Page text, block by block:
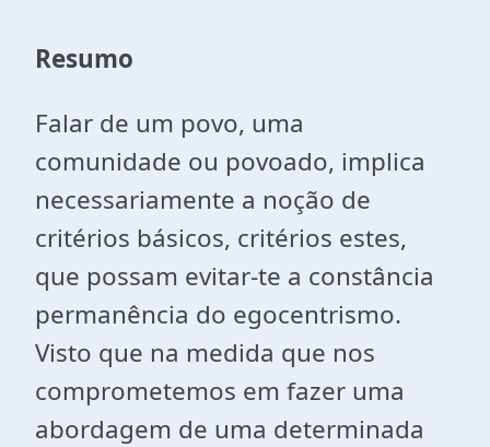
Resumo
Falar de um povo, uma
comunidade ou povoado, implica
necessariamente a noção de
critérios básicos, critérios estes,
que possam evitar-te a constância
permanência do egocentrismo.
Visto que na medida que nos
comprometemos em fazer uma
abordagem de uma determinada